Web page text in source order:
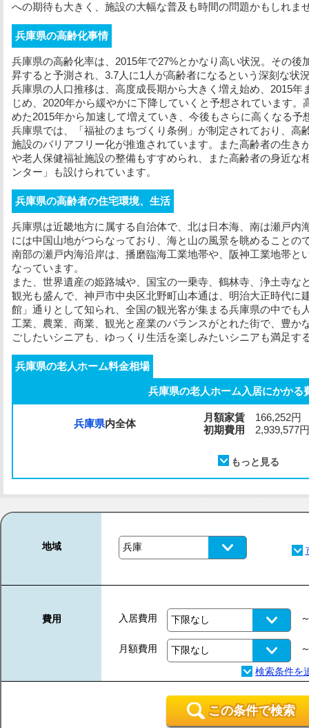
への期待も大きく、施設の大幅な普及も時間の問題かもしれま
兵庫県の高齢化事情
兵庫県の高齢化率は、2015年で27%とかなり高い状況。その後
昇すると予測され、3.7人に1人が高齢者になるという深刻な状
兵庫県の人口推移は、高度成長期から大きく増え始め、2015
じめ、2020年から緩やかに下降していくと予想されています
めた2015年から加速して増えていき、今後もさらに高くなる予
兵庫県では、「福祉のまちづくり条例」が制定されており、高
施設のバリアフリー化が推進されています。また高齢者の生き
や老人保健福祉施設の整備もすすめられ、また高齢者の身近な
ンター」も設けられています。
兵庫県の高齢者の住宅環境、生活
兵庫県は近畿地方に属する自治体で、北は日本海、南は瀬戸内
には中国山地がつらなっており、海と山の風景を眺めることの
南部の瀬戸内海沿岸は、播磨臨海工業地帯や、阪神工業地帯と
なっています。
また、世界遺産の姫路城や、国宝の一乗寺、鶴林寺、浄土寺な
観光も盛んで、神戸市中央区北野町山本通は、明治大正時代に
館」通りとして知られ、全国の観光客が集まる兵庫県の中でも
工業、農業、商業、観光と産業のバランスがとれた街で、豊か
ごしたいシニアも、ゆっくり生活を楽しみたいシニアも満足す
兵庫県の老人ホーム料金相場
兵庫県の老人ホーム入居にかかる
兵庫県内全体
月額家賃 166,252円
初期費用
2,939,577円
地域
費用 入居費用
月額費用
この条件で検索